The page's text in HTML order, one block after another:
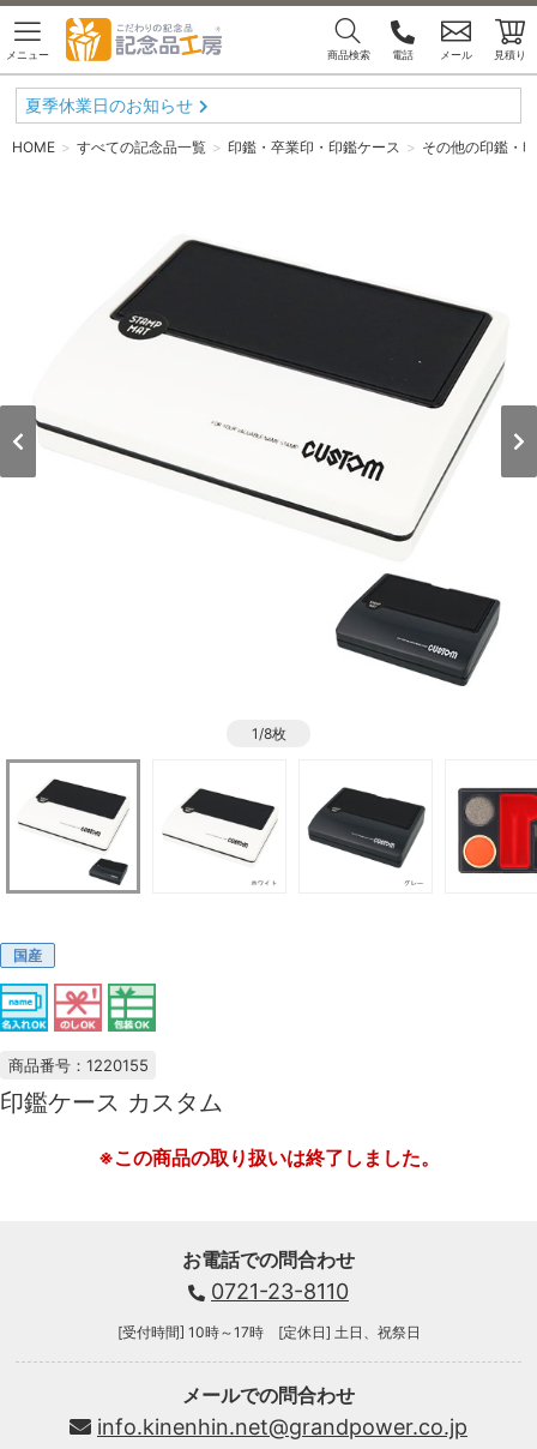
メニュー 商品検索 電話 メール 見積り
夏季休業日のお知らせ
HOME すべての記念品一覧 印鑑・卒業印・印鑑ケース その他の印鑑・
1/8枚
国産
商品番号：1220155
印鑑ケース カスタム
※この商品の取り扱いは終了しました。
お電話での問合わせ
0721-23-8110
[受付時間] 10時～17時 [定休日] 土日、祝祭日
メールでの問合わせ
info.kinenhin.net@grandpower.co.jp